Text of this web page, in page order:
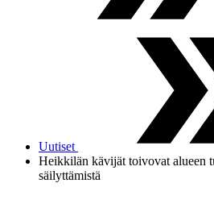
Uutiset
Heikkilän kävijät toivovat alueen
säilyttämistä